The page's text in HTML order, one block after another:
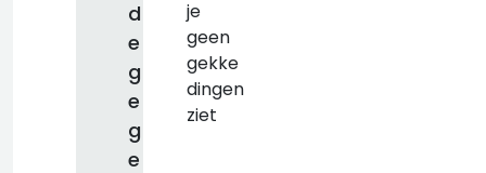
d
e
g
e
g
e
je
geen
gekke
dingen
ziet